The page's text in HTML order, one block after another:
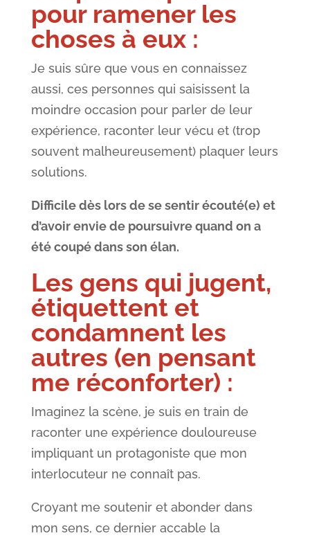
pour ramener les
choses à eux :
Je suis sûre que vous en connaissez
aussi, ces personnes qui saisissent la
moindre occasion pour parler de leur
expérience, raconter leur vécu et (trop
souvent malheureusement) plaquer leurs
solutions.
Difficile dès lors de se sentir écouté(e) et
d’avoir envie de poursuivre quand on a
été coupé dans son élan.
Les gens qui jugent,
étiquettent et
condamnent les
autres (en pensant
me réconforter) :
Imaginez la scène, je suis en train de
raconter une expérience douloureuse
impliquant un protagoniste que mon
interlocuteur ne connaît pas.
Croyant me soutenir et abonder dans
mon sens, ce dernier accable la